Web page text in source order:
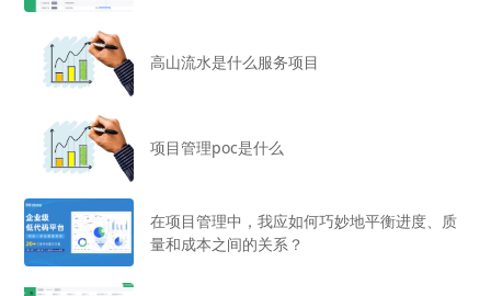
高山流水是什么服务项目
项目管理poc是什么
在项目管理中，我应如何巧妙地平衡进度、质
量和成本之间的关系？